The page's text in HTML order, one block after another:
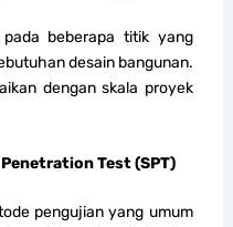
pada beberapa titik yang
desain bangunan.
dengan skala proyek
Test (SPT)
pengujian yang umum